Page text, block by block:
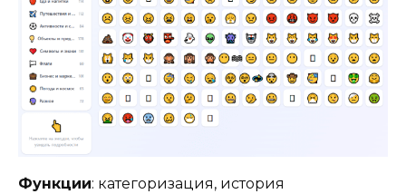
Функции: категоризация, история